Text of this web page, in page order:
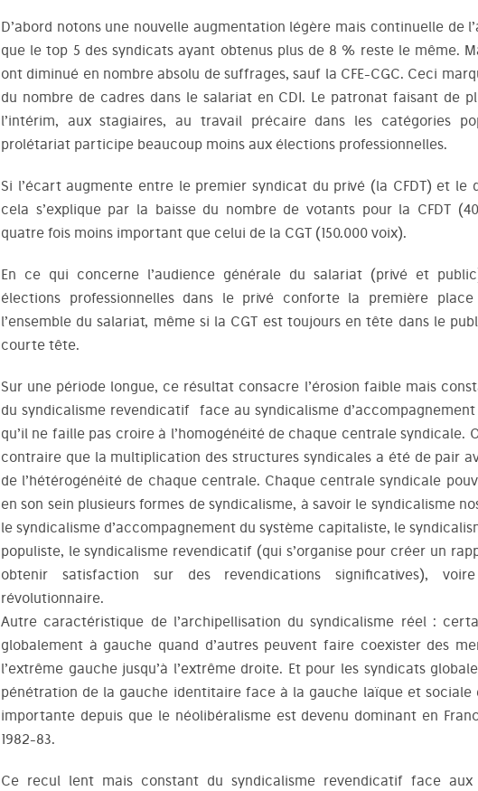
D’abord notons une nouvelle augmentation légère mais continuelle de
que le top 5 des syndicats ayant obtenus plus de 8 % reste le même.
ont diminué en nombre absolu de suffrages, sauf la CFE-CGC. Ceci
du nombre de cadres dans le salariat en CDI. Le patronat faisant de
l’intérim, aux stagiaires, au travail précaire dans les catégories
prolétariat participe beaucoup moins aux élections professionnelles.
Si l’écart augmente entre le premier syndicat du privé (la CFDT) et le
cela s’explique par la baisse du nombre de votants pour la CFDT
quatre fois moins important que celui de la CGT (150.000 voix).
En ce qui concerne l’audience générale du salariat (privé et
élections professionnelles dans le privé conforte la première
l’ensemble du salariat, même si la CGT est toujours en tête dans le
courte tête.
Sur une période longue, ce résultat consacre l’érosion faible mais
du syndicalisme revendicatif face au syndicalisme
qu’il ne faille pas croire à l’homogénéité de chaque centrale syndicale.
contraire que la multiplication des structures syndicales a été de pair
de l’hétérogénéité de chaque centrale. Chaque centrale syndicale
en son sein plusieurs formes de syndicalisme, à savoir le syndicalisme
le syndicalisme d’accompagnement du système capitaliste, le
populiste, le syndicalisme revendicatif (qui s’organise pour créer un
obtenir satisfaction sur des revendications significatives),
révolutionnaire.
Autre caractéristique de l’archipellisation du syndicalisme réel :
globalement à gauche quand d’autres peuvent faire coexister des
l’extrême gauche jusqu’à l’extrême droite. Et pour les syndicats
pénétration de la gauche identitaire face à la gauche laïque et sociale
importante depuis que le néolibéralisme est devenu dominant en
1982-83.
Ce recul lent mais constant du syndicalisme revendicatif face